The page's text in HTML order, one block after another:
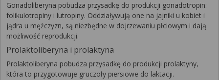
Gonadoliberyna pobudza przysadkę do produkcji gonadotropin:
folikulotropiny i lutropiny. Oddziaływują one na jajniki u kobiet i
jądra u mężczyzn, są niezbędne w dojrzewaniu płciowym i dają
możliwość reprodukcji.
Prolaktoliberyna i prolaktyna
Prolaktoliberyna pobudza przysadkę do produkcji prolaktyny,
która to przygotowuje gruczoły piersiowe do laktacji.